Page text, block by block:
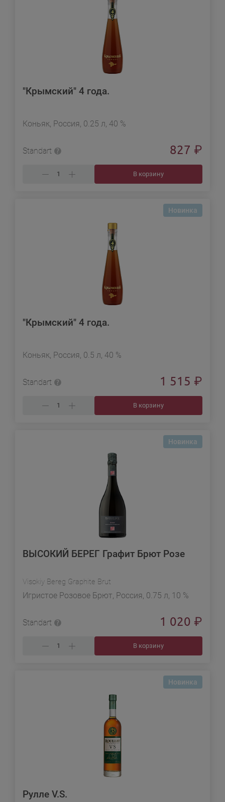
"Крымский" 4 года.
Коньяк, Россия, 0.25 л, 40 %
Standart 827 ₽
В корзину
Новинка
"Крымский" 4 года.
Коньяк, Россия, 0.5 л, 40 %
Standart 1 515 ₽
В корзину
Новинка
ВЫСОКИЙ БЕРЕГ Графит Брют Розе
Visokiy Bereg Graphite Brut
Игристое Розовое Брют, Россия, 0.75 л, 10 %
Standart 1 020 ₽
В корзину
Новинка
Рулле V.S.